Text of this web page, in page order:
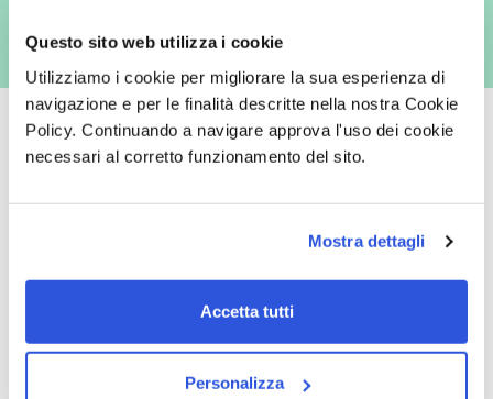
Questo sito web utilizza i cookie
Utilizziamo i cookie per migliorare la sua esperienza di
navigazione e per le finalità descritte nella nostra Cookie
Policy. Continuando a navigare approva l'uso dei cookie
necessari al corretto funzionamento del sito.
Mostra dettagli
Accetta tutti
Personalizza
Con un acquisto minimo di 29.90 €
Spedizioni in tutta Europa a 20€.